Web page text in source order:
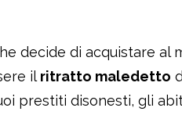
decide di acquistare al
il ritratto maledetto
prestiti disonesti, gli